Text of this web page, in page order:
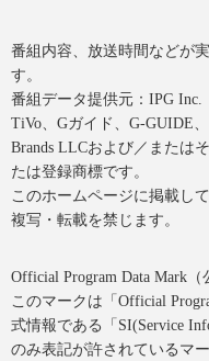
番組内容、放送時間などが
す。
番組データ提供元：IPG Inc.
TiVo、Gガイド、G-GUIDE
Brands LLCおよび／または
たは登録商標です。
このホームページに掲載し
複写・転載を禁じます。
Official Program Data Mark（
このマークは「Official
式情報である「SI(Service
のみ表記が許されているマー